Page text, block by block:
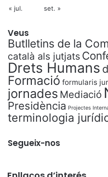
« jul.
set. »
Veus
Butlletins de la
català als jutjats
Drets Humans
Formació formularis
jornades Mediació
Presidència Projectes
terminologia
Segueix-nos